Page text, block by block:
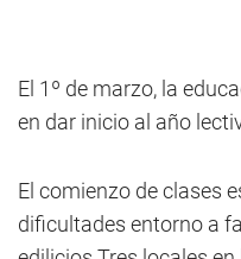
El 1º de marzo, la
en dar inicio al año
El comienzo de clases
dificultades entorno a